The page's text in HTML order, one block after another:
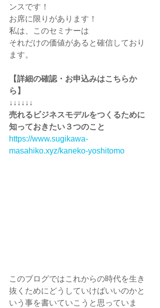
ンスです！
お席に限りがあります！
私は、このセミナーは
それだけの価値があると確信しており
ます。
【詳細の確認・お申込みはこちらか
ら】
↓↓↓↓↓↓
売れるビジネスモデルをつくるために
知っておきたい３つのこと
https://www.sugikawa-
masahiko.xyz/kaneko-yoshitomo
このブログではこれからの時代を生き
抜くためにどうしていけばいいのかと
いう事を書いていこうと思っていま